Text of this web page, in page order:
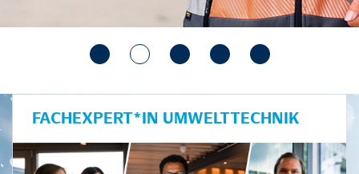
FACHEXPERT*IN UMWELTTECHNIK